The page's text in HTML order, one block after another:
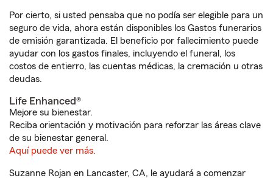
Por cierto, si usted pensaba que no podía ser elegible para un
seguro de vida, ahora están disponibles los Gastos funerarios
de emisión garantizada. El beneficio por fallecimiento puede
ayudar con los gastos finales, incluyendo el funeral, los
costos de entierro, las cuentas médicas, la cremación u otras
deudas.
Life Enhanced®
Mejore su bienestar.
Reciba orientación y motivación para reforzar las áreas clave
de su bienestar general.
Aquí puede ver más.
Suzanne Rojan en Lancaster, CA, le ayudará a comenzar